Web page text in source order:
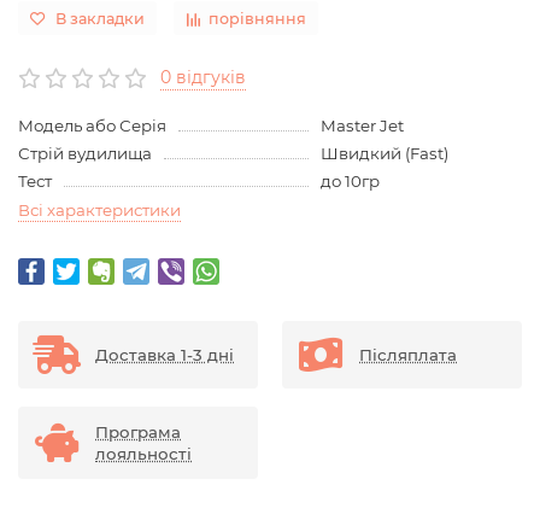
В закладки порівняння
0 відгуків
Модель або Серія
Master Jet
Стрій вудилища
Швидкий (Fast)
Тест
до 10гр
Всі характеристики
Доставка 1-3 дні Післяплата
Програма
лояльності